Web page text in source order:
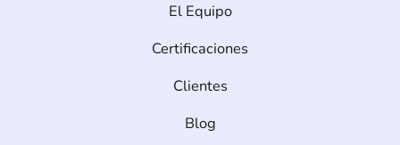
r
m
El Equipo
Certificaciones
Clientes
Blog